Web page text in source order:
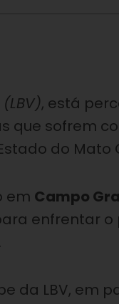
(LBV), está
que sofrem
do Mato
em Campo
enfrentar
da LBV, em